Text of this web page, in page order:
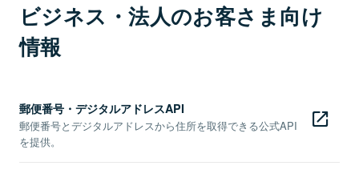
ビジネス・法人のお客さま向け
情報
郵便番号・デジタルアドレスAPI
郵便番号とデジタルアドレスから住所を取得できる公式API
を提供。